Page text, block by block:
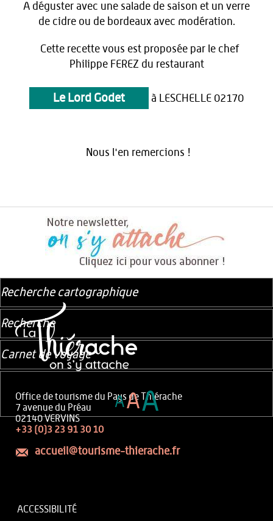
A déguster avec une salade de saison et un verre
de cidre ou de bordeaux avec modération.
Cette recette vous est proposée par le chef
Philippe FEREZ du restaurant
Le Lord Godet à LESCHELLE 02170
Nous l'en remercions !
Office de tourisme du Pays de Thiérache
7 avenue du Préau
02140 VERVINS
+33 (0)3 23 91 30 10
accueil@tourisme-thierache.fr
ACCESSIBILITÉ
Recherche cartographique
Recherche
Carnet de voyage
AAA